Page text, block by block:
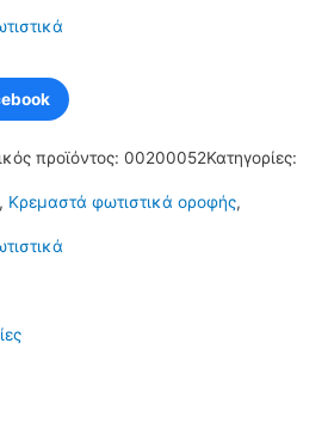
προϊόντος: 00200052Κατηγορίες:
, Κρεμαστά φωτιστικά οροφής,